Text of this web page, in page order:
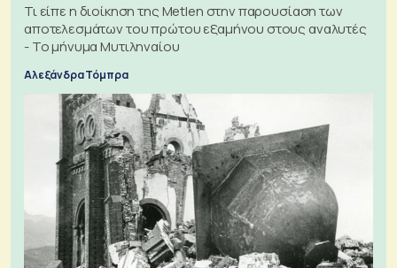
Τι είπε η διοίκηση της Metlen στην παρουσίαση των
αποτελεσμάτων του πρώτου εξαμήνου στους αναλυτές
- Το μήνυμα Μυτιληναίου
Αλεξάνδρα Τόμπρα